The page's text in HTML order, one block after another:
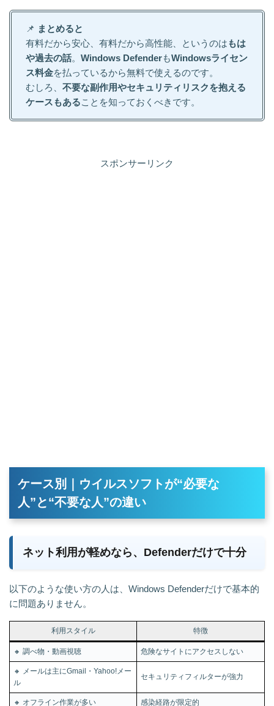
📌 まとめると
有料だから安心、有料だから高性能、というのはもは
や過去の話。 Windows DefenderもWindowsライセン
ス料金を払っているから無料で使えるのです。
むしろ、 不要な副作用やセキュリティリスクを抱える
ケースもあることを知っておくべきです。
スポンサーリンク
ケース別｜ウイルスソフトが“必要な
人”と“不要な人”の違い
ネット利用が軽めなら、Defenderだけで十分
以下のような使い方の人は、Windows Defenderだけで基本的
に問題ありません。
利用スタイル 特徴
🔸 調べ物・動画視聴 危険なサイトにアクセスしない
🔸 メールは主にGmail・Yahoo!メー
ル
セキュリティフィルターが強力
🔸 オフライン作業が多い 感染経路が限定的